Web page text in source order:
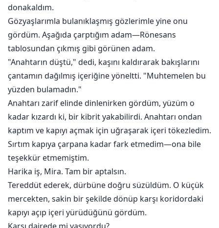
donakaldım.
Gözyaşlarımla bulanıklaşmış gözlerimle yine onu
gördüm. Aşağıda çarptığım adam—Rönesans
tablosundan çıkmış gibi görünen adam.
"Anahtarın düştü," dedi, kaşını kaldırarak bakışlarını
çantamın dağılmış içeriğine yöneltti. "Muhtemelen bu
yüzden bulamadın."
Anahtarı zarif elinde dinlenirken gördüm, yüzüm o
kadar kızardı ki, bir kibrit yakabilirdi. Anahtarı ondan
kaptım ve kapıyı açmak için uğraşarak içeri tökezledim.
Sırtım kapıya çarpana kadar fark etmedim—ona bile
teşekkür etmemiştim.
Harika iş, Mira. Tam bir aptalsın.
Tereddüt ederek, dürbüne doğru süzüldüm. O küçük
mercekten, sakin bir şekilde dönüp karşı koridordaki
kapıyı açıp içeri yürüdüğünü gördüm.